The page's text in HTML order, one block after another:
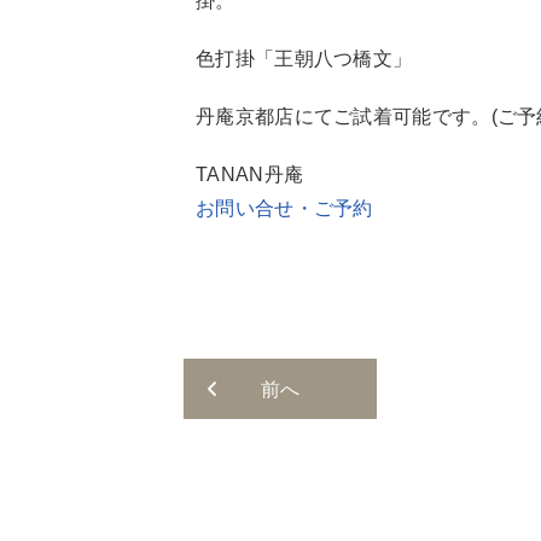
色打掛「王朝八つ橋文」
丹庵京都店にてご試着可能です。(ご予
TANAN丹庵
お問い合せ・ご予約
前へ